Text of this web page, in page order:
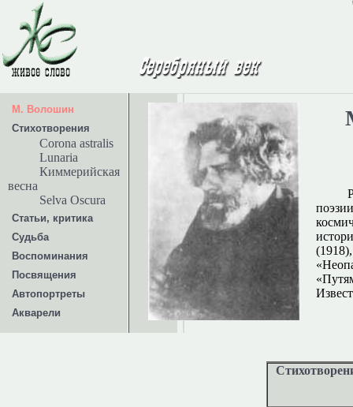
М. Волошин
Стихотворения
Corona astralis
Lunaria
Киммерийская
весна
Selva Oscura
Статьи, критика
Судьба
Воспоминания
Посвящения
Автопортреты
Акварели